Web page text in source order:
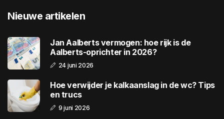
Nieuwe artikelen
Jan Aalberts vermogen: hoe rijk is de
Aalberts-oprichter in 2026?
24 juni 2026
Hoe verwijder je kalkaanslag in de wc? Tips
en trucs
9 juni 2026